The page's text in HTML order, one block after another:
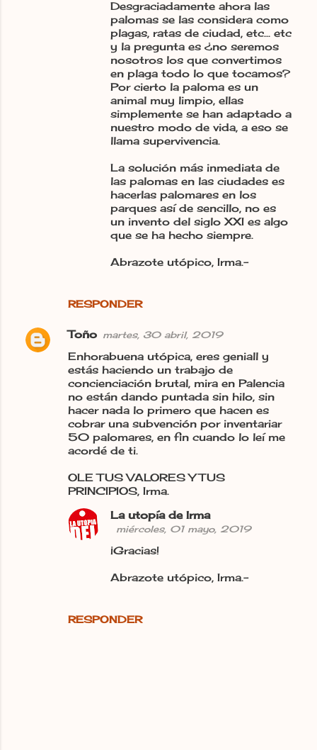
RESPONDER
Desgraciadamente ahora las
palomas se las considera como
plagas, ratas de ciudad, etc... etc
y la pregunta es ¿no seremos
nosotros los que convertimos
en plaga todo lo que tocamos?
Por cierto la paloma es un
animal muy limpio, ellas
simplemente se han adaptado a
nuestro modo de vida, a eso se
llama supervivencia.
La solución más inmediata de
las palomas en las ciudades es
hacerlas palomares en los
parques así de sencillo, no es
un invento del siglo XXI es algo
que se ha hecho siempre.
Abrazote utópico, Irma.-
Toño martes, 30 abril, 2019
Enhorabuena utópica, eres geniall y
estás haciendo un trabajo de
concienciación brutal, mira en Palencia
no están dando puntada sin hilo, sin
hacer nada lo primero que hacen es
cobrar una subvención por inventariar
50 palomares, en fin cuando lo leí me
acordé de ti.
OLE TUS VALORES Y TUS
PRINCIPIOS, Irma.
RESPONDER
La utopía de Irma
miércoles, 01 mayo, 2019
¡Gracias!
Abrazote utópico, Irma.-